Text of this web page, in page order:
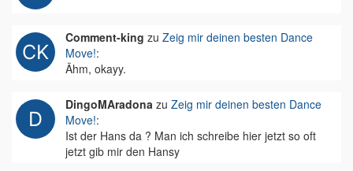
Comment-king zu Zeig mir deinen besten Dance
Move!:
Ähm, okayy.
DingoMAradona zu Zeig mir deinen besten Dance
Move!:
Ist der Hans da ? Man ich schreibe hier jetzt so oft
jetzt gib mir den Hansy